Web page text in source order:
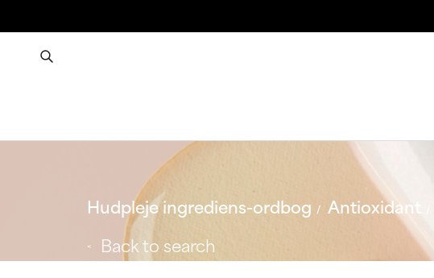
Hudpleje ingrediens-ordbog Antioxidant
Back to search